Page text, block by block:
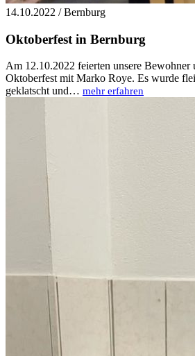
14.10.2022 / Bernburg
Oktoberfest in Bernburg
Am 12.10.2022 feierten unsere Bewohner
Oktoberfest mit Marko Roye. Es wurde
geklatscht und… mehr erfahren